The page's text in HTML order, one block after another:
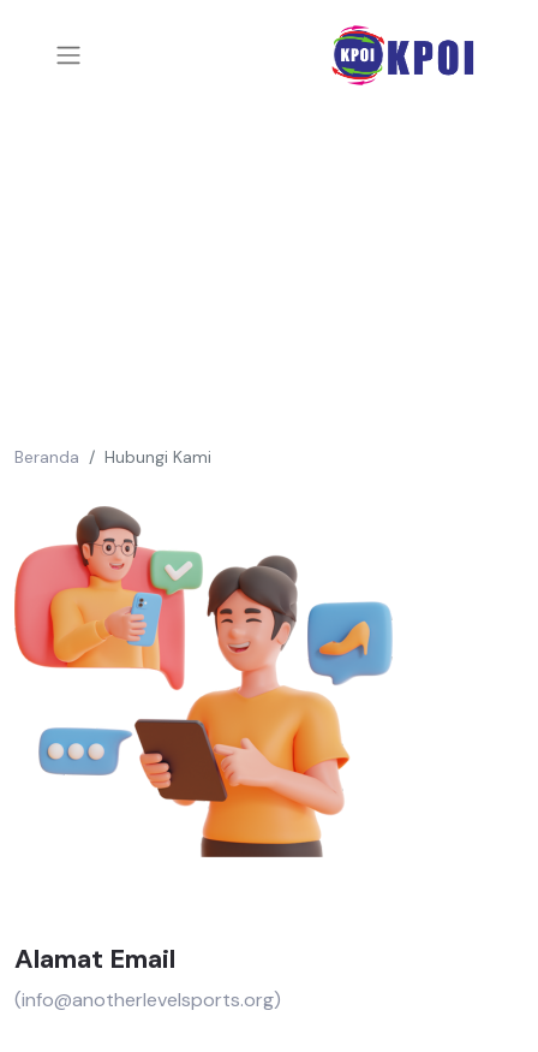
Beranda Hubungi Kami
Alamat Email
(info@anotherlevelsports.org)